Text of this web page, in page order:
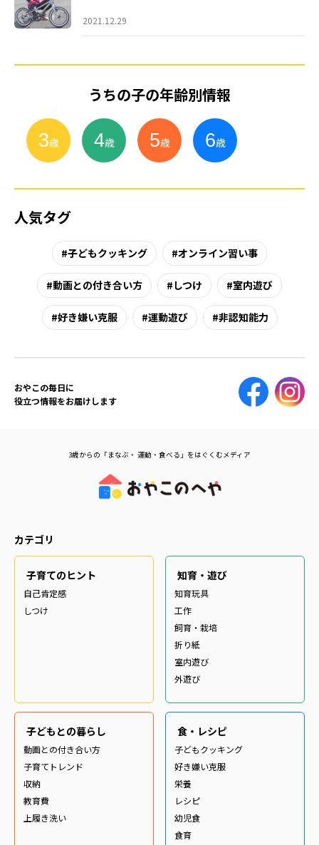
2021.12.29
うちの子の年齢別情報
3歳 4歳 5歳 6歳
人気タグ
子どもクッキング オンライン習い事
動画との付き合い方 しつけ 室内遊び
好き嫌い克服 運動遊び 非認知能力
おやこの毎日に
役立つ情報をお届けします
3歳からの「まなぶ・ 運動・食べる」をはぐくむメディア
カテゴリ
子育てのヒント
自己肯定感
しつけ
知育・遊び
知育玩具
工作
飼育・栽培
折り紙
室内遊び
外遊び
子どもとの暮らし
動画との付き合い方
子育てトレンド
収納
教育費
上履き洗い
食・レシピ
子どもクッキング
好き嫌い克服
栄養
レシピ
幼児食
食育